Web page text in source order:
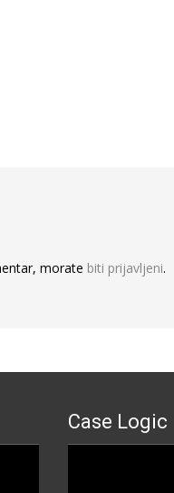
morate biti prijavljeni.
Case Logic